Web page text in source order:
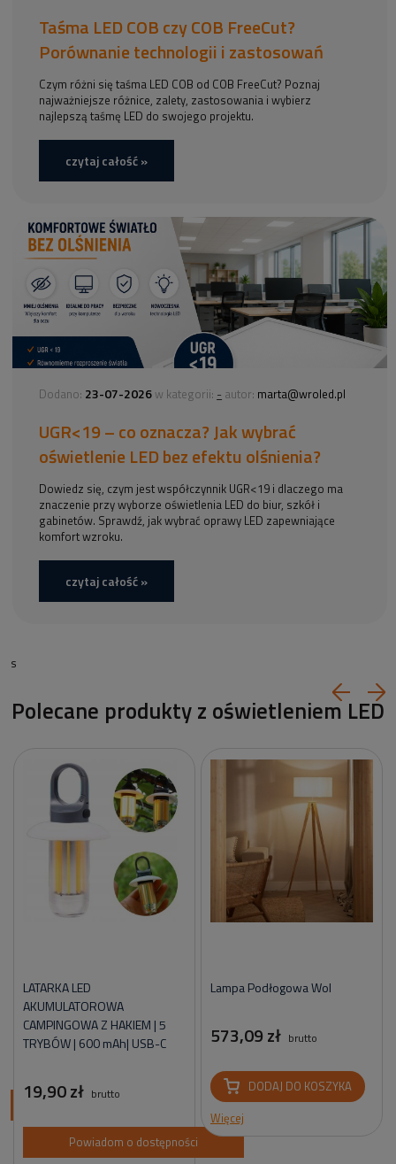
Taśma LED COB czy COB FreeCut?
Porównanie technologii i zastosowań
Czym różni się taśma LED COB od COB FreeCut? Poznaj
najważniejsze różnice, zalety, zastosowania i wybierz
najlepszą taśmę LED do swojego projektu.
czytaj całość »
Dodano: 23-07-2026 w kategorii: - autor: marta@wroled.pl
UGR<19 – co oznacza? Jak wybrać
oświetlenie LED bez efektu olśnienia?
Dowiedz się, czym jest współczynnik UGR<19 i dlaczego ma
znaczenie przy wyborze oświetlenia LED do biur, szkół i
gabinetów. Sprawdź, jak wybrać oprawy LED zapewniające
komfort wzroku.
czytaj całość »
s
Polecane produkty z oświetleniem LED
LATARKA LED
AKUMULATOROWA
CAMPINGOWA Z HAKIEM | 5
TRYBÓW | 600 mAh| USB-C
19,90 zł brutto
Powiadom o dostępności
Lampa Podłogowa Wol
573,09 zł brutto
DODAJ DO KOSZYKA
Więcej